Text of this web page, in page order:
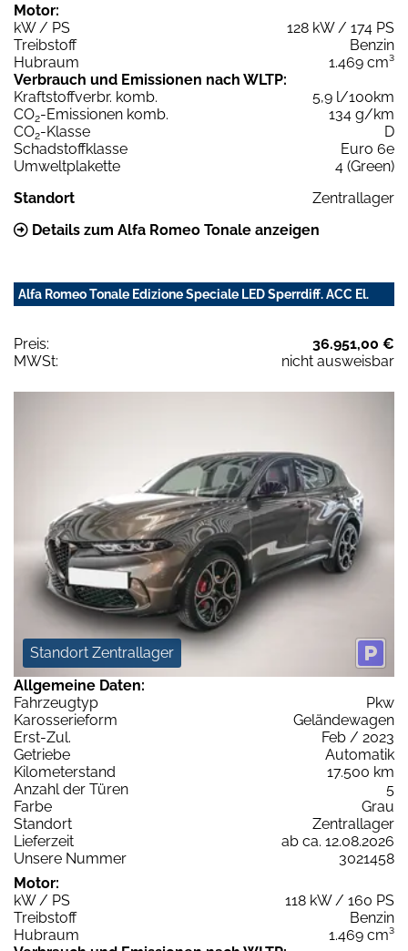
Motor:
kW / PS
128 kW / 174 PS
Treibstoff
Benzin
Hubraum
1.469 cm³
Verbrauch und Emissionen nach WLTP:
Kraftstoffverbr. komb.
5,9 l/100km
CO2-Emissionen komb.
134 g/km
CO2-Klasse
D
Schadstoffklasse
Euro 6e
Umweltplakette
4 (Green)
Standort
Zentrallager
Details zum Alfa Romeo Tonale anzeigen
Alfa Romeo Tonale Edizione Speciale LED Sperrdiff. ACC El.
Preis:
36.951,00 €
MWSt:
nicht ausweisbar
Standort Zentrallager
Allgemeine Daten:
Fahrzeugtyp
Pkw
Karosserieform
Geländewagen
Erst-Zul.
Feb / 2023
Getriebe
Automatik
Kilometerstand
17.500 km
Anzahl der Türen
5
Farbe
Grau
Standort
Zentrallager
Lieferzeit
ab ca. 12.08.2026
Unsere Nummer
3021458
Motor:
kW / PS
118 kW / 160 PS
Treibstoff
Benzin
Hubraum
1.469 cm³